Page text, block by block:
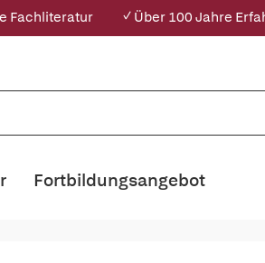
Fachliteratur ✓ Über 100 Jahre
Fortbildungsangebot